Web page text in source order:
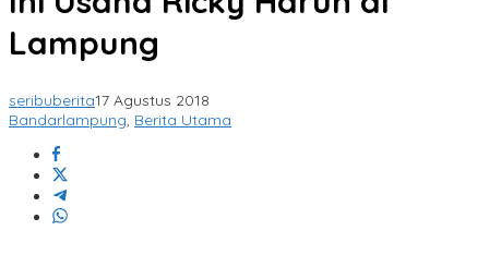
Lampung
seribuberita17 Agustus 2018
Bandarlampung, Berita Utama